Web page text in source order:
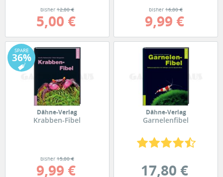
bisher 12,80 €
5,00 €
bisher16,80 €
9,99 €
SPARE
36%
Dähne-Verlag
Krabben-Fibel
bisher 15,80 €
9,99 €
Dähne-Verlag
Garnelenfibel
17,80 €